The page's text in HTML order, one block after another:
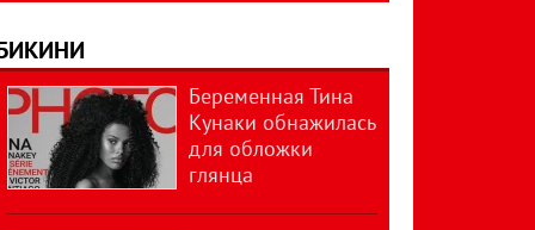
Беременная Тина
Кунаки обнажилась
для обложки
глянца